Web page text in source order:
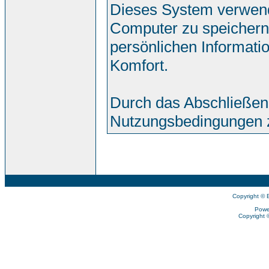
Dieses System
Computer zu
persönlichen
Komfort.
Durch das
Nutzungsbedingungen
Copyright ©
Copyright